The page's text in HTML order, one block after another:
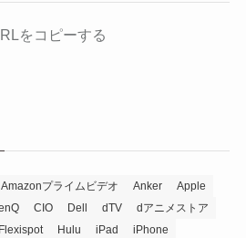
をコピーする
Amazonプライムビデオ Anker
Apple
CIO Dell dTV
dアニメストア
Flexispot Hulu iPad
iPhone